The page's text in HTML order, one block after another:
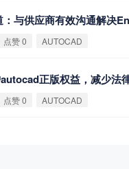
：与供应商有效沟通解决
点赞 0 AUTOCAD
正版权益，减少法
点赞 0 AUTOCAD